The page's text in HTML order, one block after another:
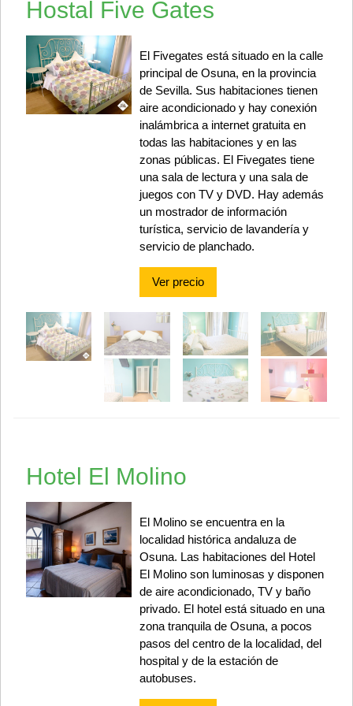
Hostal Five Gates
El Fivegates está situado en la calle
principal de Osuna, en la provincia
de Sevilla. Sus habitaciones tienen
aire acondicionado y hay conexión
inalámbrica a internet gratuita en
todas las habitaciones y en las
zonas públicas. El Fivegates tiene
una sala de lectura y una sala de
juegos con TV y DVD. Hay además
un mostrador de información
turística, servicio de lavandería y
servicio de planchado.
Ver precio
Hotel El Molino
El Molino se encuentra en la
localidad histórica andaluza de
Osuna. Las habitaciones del Hotel
El Molino son luminosas y disponen
de aire acondicionado, TV y baño
privado. El hotel está situado en una
zona tranquila de Osuna, a pocos
pasos del centro de la localidad, del
hospital y de la estación de
autobuses.